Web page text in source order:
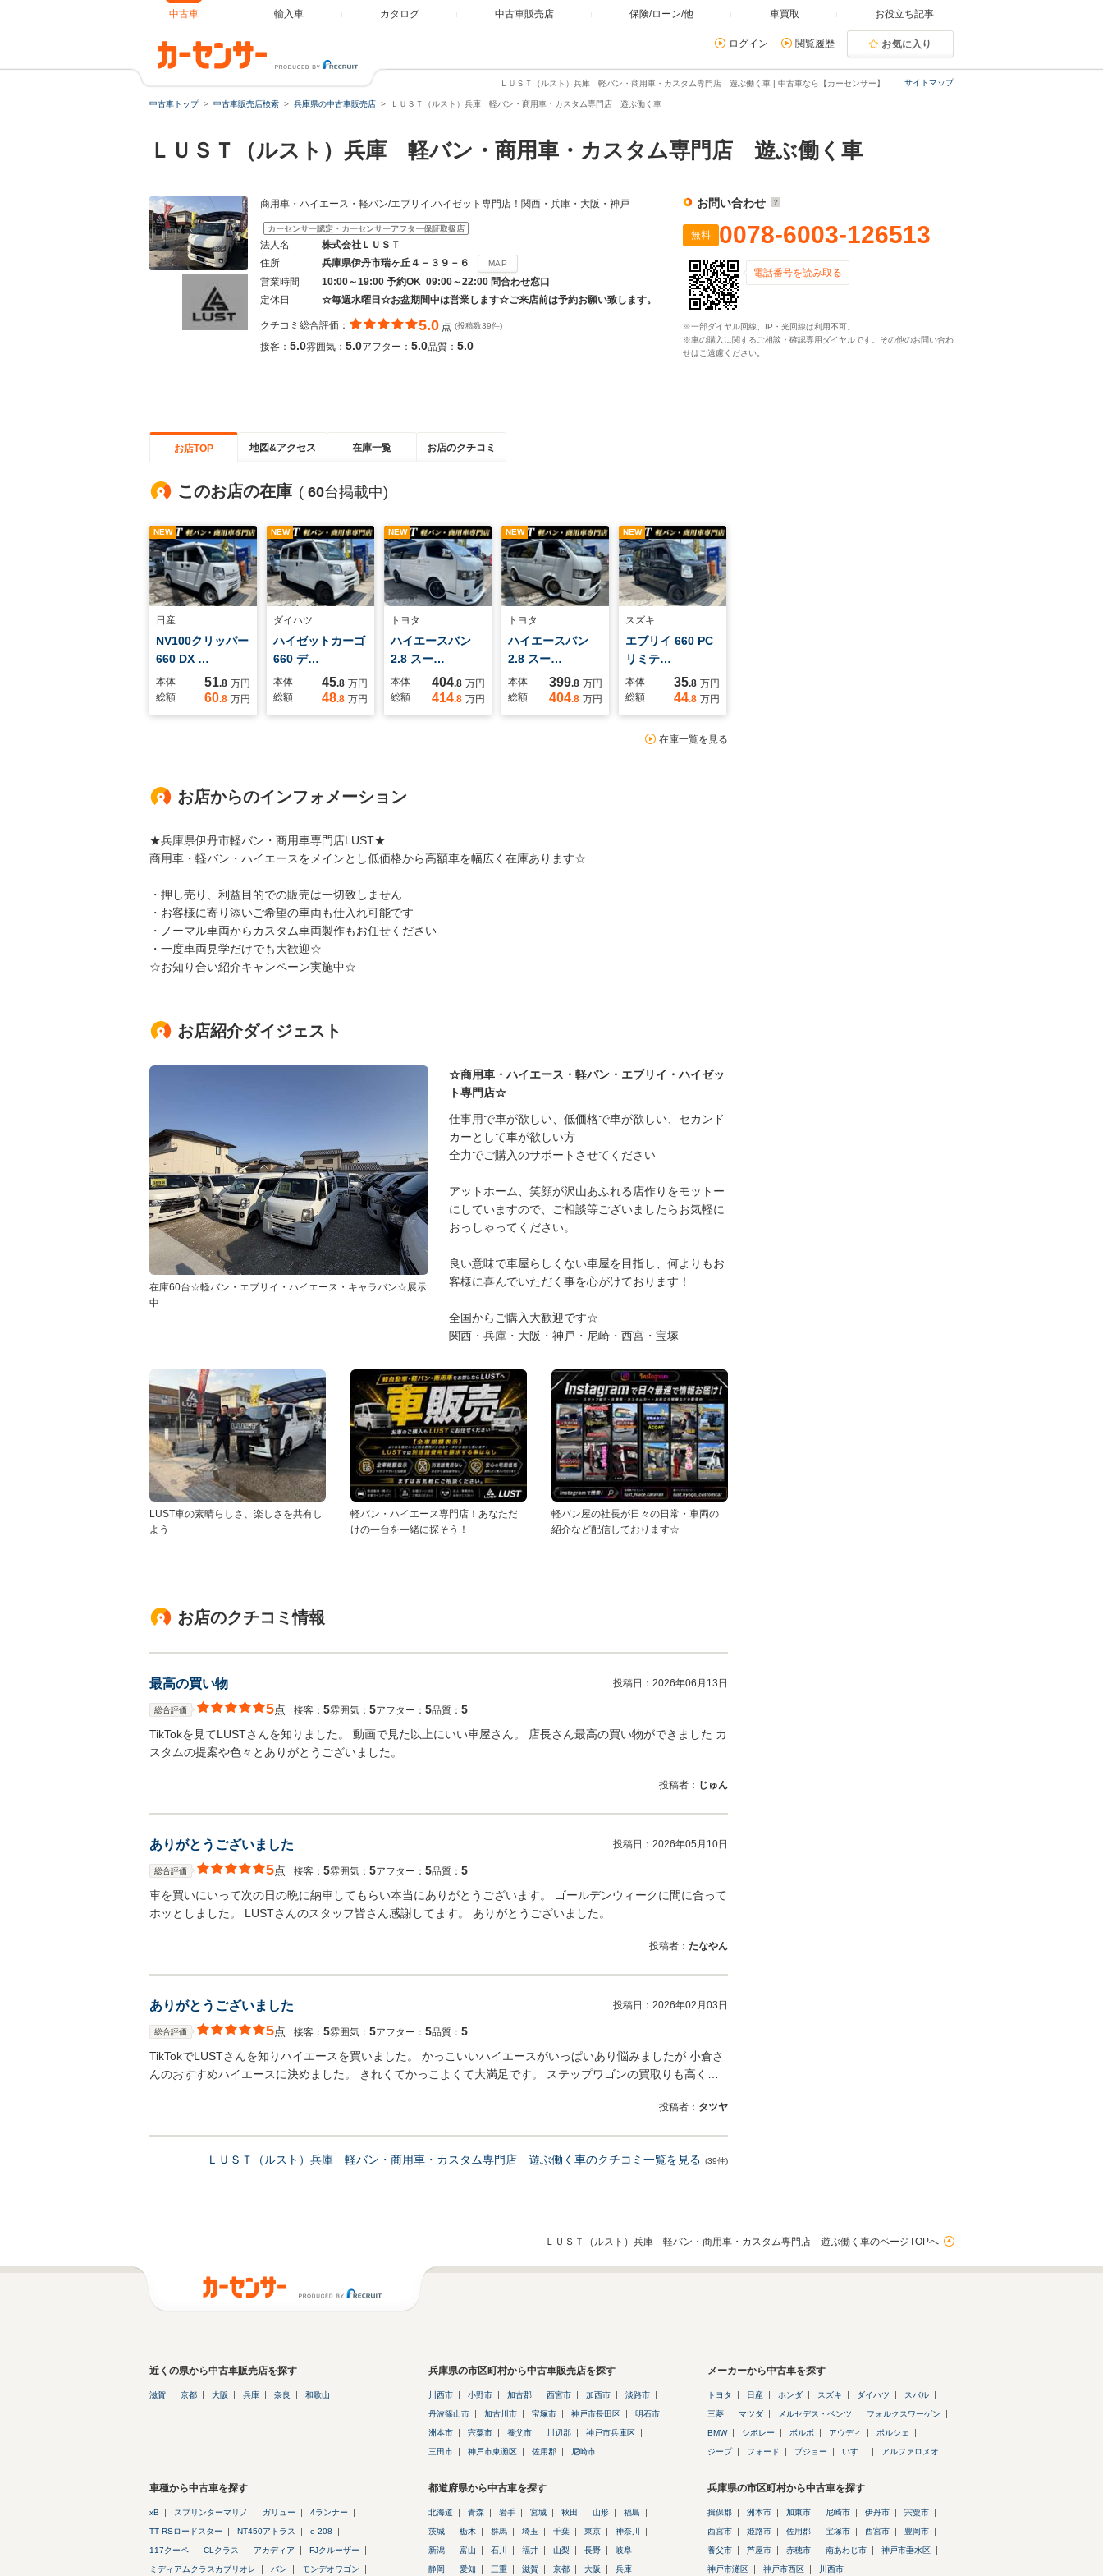
中古車 輸入車 カタログ 中古車販売店 保険/ローン/他 車買取 お役立ち記事
ログイン 閲覧履歴 お気に入り
サイトマップ
ＬＵＳＴ（ルスト）兵庫 軽バン・商用車・カスタム専門店 遊ぶ働く車 | 中古車なら【カーセンサー】
中古車トップ 中古車販売店検索 兵庫県の中古車販売店 ＬＵＳＴ（ルスト）兵庫 軽バン・商用車・カスタム専門店 遊ぶ働く車
ＬＵＳＴ（ルスト）兵庫 軽バン・商用車・カスタム専門店 遊ぶ働く車
商用車・ハイエース・軽バン/エブリイ.ハイゼット専門店！関西・兵庫・大阪・神戸
カーセンサー認定・カーセンサーアフター保証取扱店
法人名
株式会社ＬＵＳＴ
住所
兵庫県伊丹市瑞ヶ丘４－３９－６ MAP
営業時間
10:00～19:00 予約OK 09:00～22:00 問合わせ窓口
定休日
☆毎週水曜日☆お盆期間中は営業します☆ご来店前は予約お願い致します。
クチコミ総合評価： 5.0 点 (投稿数39件)
接客： 5.0雰囲気： 5.0アフター： 5.0品質： 5.0
お問い合わせ
無料 0078-6003-126513
電話番号を読み取る
※一部ダイヤル回線、IP・光回線は利用不可。
※車の購入に関するご相談・確認専用ダイヤルです。その他のお問い合わ
せはご遠慮ください。
お店TOP 地図&アクセス 在庫一覧 お店のクチコミ
このお店の在庫 ( 60台掲載中)
NEW
日産
NV100クリッパー
660 DX …
本体 51.8 万円
総額
60.8 万円
NEW
ダイハツ
ハイゼットカーゴ
660 デ…
本体 45.8 万円
総額
48.8 万円
NEW
トヨタ
ハイエースバン
2.8 スー…
本体 404.8 万円
総額
414.8 万円
NEW
トヨタ
ハイエースバン
2.8 スー…
本体 399.8 万円
総額
404.8 万円
NEW
スズキ
エブリイ 660 PC
リミテ…
本体 35.8 万円
総額
44.8 万円
在庫一覧を見る
お店からのインフォメーション
★兵庫県伊丹市軽バン・商用車専門店LUST★
商用車・軽バン・ハイエースをメインとし低価格から高額車を幅広く在庫あります☆
・押し売り、利益目的での販売は一切致しません
・お客様に寄り添いご希望の車両も仕入れ可能です
・ノーマル車両からカスタム車両製作もお任せください
・一度車両見学だけでも大歓迎☆
☆お知り合い紹介キャンペーン実施中☆
お店紹介ダイジェスト
在庫60台☆軽バン・エブリイ・ハイエース・キャラバン☆展示
中
☆商用車・ハイエース・軽バン・エブリイ・ハイゼッ
ト専門店☆
仕事用で車が欲しい、低価格で車が欲しい、セカンド
カーとして車が欲しい方
全力でご購入のサポートさせてください
アットホーム、笑顔が沢山あふれる店作りをモットー
にしていますので、ご相談等ございましたらお気軽に
おっしゃってください。
良い意味で車屋らしくない車屋を目指し、何よりもお
客様に喜んでいただく事を心がけております！
全国からご購入大歓迎です☆
関西・兵庫・大阪・神戸・尼崎・西宮・宝塚
LUST車の素晴らしさ、楽しさを共有し
よう
軽バン・ハイエース専門店！あなただ
けの一台を一緒に探そう！
軽バン屋の社長が日々の日常・車両の
紹介など配信しております☆
お店のクチコミ情報
最高の買い物 投稿日： 2026年06月13日
総合評価 5点 接客： 5雰囲気： 5アフター： 5品質： 5
TikTokを見てLUSTさんを知りました。 動画で見た以上にいい車屋さん。 店長さん最高の買い物ができました カ
スタムの提案や色々とありがとうございました。
投稿者： じゅん
ありがとうございました 投稿日： 2026年05月10日
総合評価 5点 接客： 5雰囲気： 5アフター： 5品質： 5
車を買いにいって次の日の晩に納車してもらい本当にありがとうございます。 ゴールデンウィークに間に合って
ホッとしました。 LUSTさんのスタッフ皆さん感謝してます。 ありがとうございました。
投稿者： たなやん
ありがとうございました 投稿日： 2026年02月03日
総合評価 5点 接客： 5雰囲気： 5アフター： 5品質： 5
TikTokでLUSTさんを知りハイエースを買いました。 かっこいいハイエースがいっぱいあり悩みましたが 小倉さ
んのおすすめハイエースに決めました。 きれくてかっこよくて大満足です。 ステップワゴンの買取りも高く…
投稿者： タツヤ
ＬＵＳＴ（ルスト）兵庫 軽バン・商用車・カスタム専門店 遊ぶ働く車のクチコミ一覧を見る (39件)
ＬＵＳＴ（ルスト）兵庫 軽バン・商用車・カスタム専門店 遊ぶ働く車のページTOPへ
近くの県から中古車販売店を探す
滋賀 京都 大阪 兵庫 奈良 和歌山
兵庫県の市区町村から中古車販売店を探す
川西市 小野市 加古郡 西宮市 加西市 淡路市
丹波篠山市 加古川市 宝塚市 神戸市長田区 明石市
洲本市 宍粟市 養父市 川辺郡 神戸市兵庫区
三田市 神戸市東灘区 佐用郡 尼崎市
メーカーから中古車を探す
トヨタ 日産 ホンダ スズキ ダイハツ スバル
三菱 マツダ メルセデス・ベンツ フォルクスワーゲン
BMW シボレー ボルボ アウディ ポルシェ
ジープ フォード プジョー いすゞ アルファロメオ
車種から中古車を探す
xB スプリンターマリノ ガリュー 4ランナー
TT RSロードスター NT450アトラス e-208
117クーペ CLクラス アカディア FJクルーザー
ミディアムクラスカブリオレ バン モンデオワゴン
都道府県から中古車を探す
北海道 青森 岩手 宮城 秋田 山形 福島
茨城 栃木 群馬 埼玉 千葉 東京 神奈川
新潟 富山 石川 福井 山梨 長野 岐阜
静岡 愛知 三重 滋賀 京都 大阪 兵庫
兵庫県の市区町村から中古車を探す
揖保郡 洲本市 加東市 尼崎市 伊丹市 宍粟市
西宮市 姫路市 佐用郡 宝塚市 西宮市 豊岡市
養父市 芦屋市 赤穂市 南あわじ市 神戸市垂水区
神戸市灘区 神戸市西区 川西市